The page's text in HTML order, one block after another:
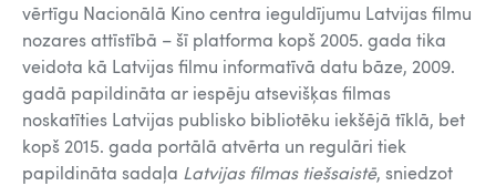
vērtīgu Nacionālā Kino centra ieguldījumu Latvijas filmu
nozares attīstībā – šī platforma kopš 2005. gada tika
veidota kā Latvijas filmu informatīvā datu bāze, 2009.
gadā papildināta ar iespēju atsevišķas filmas
noskatīties Latvijas publisko bibliotēku iekšējā tīklā, bet
kopš 2015. gada portālā atvērta un regulāri tiek
papildināta sadaļa Latvijas filmas tiešsaistē, sniedzot